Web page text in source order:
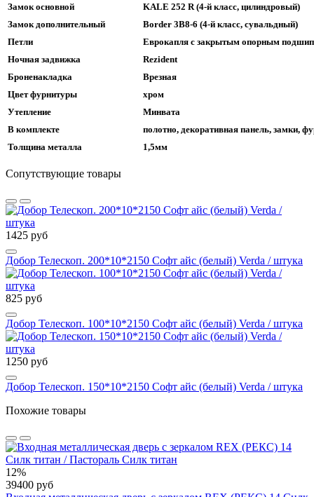
Замок основной
KALE 252 R (4-й класс, цилиндровый)
Замок дополнительный
Border 3B8-6 (4-й класс, сувальдный)
Петли
Еврокапля с закрытым опорным
Ночная задвижка
Rezident
Броненакладка
Врезная
Цвет фурнитуры
хром
Утепление
Минвата
В комплекте
полотно, декоративная панель, замки,
Толщина металла
1,5мм
Сопутствующие товары
1425 руб
Добор Телескоп. 200*10*2150 Софт айс (белый) Verda / штука
825 руб
Добор Телескоп. 100*10*2150 Софт айс (белый) Verda / штука
1250 руб
Добор Телескоп. 150*10*2150 Софт айс (белый) Verda / штука
Похожие товары
12%
39400 руб